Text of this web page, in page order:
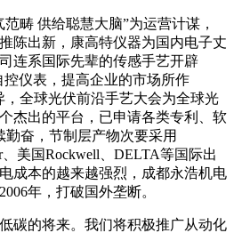
供给聪慧大脑”为运营计谋，
陈出新，康高特仪器为国内电子丈
连系国际先辈的传感手艺开辟
控仪表，提高企业的市场所作
，全球光伏前沿手艺大会为全球光
杰出的平台，已申请各类专利、软
奋，节制层产物次要采用
、美国Rockwell、DELTA等国际出
成本的越来越强烈，成都永浩机电
年，打破国外垄断。
的将来。我们将积极推广从动化